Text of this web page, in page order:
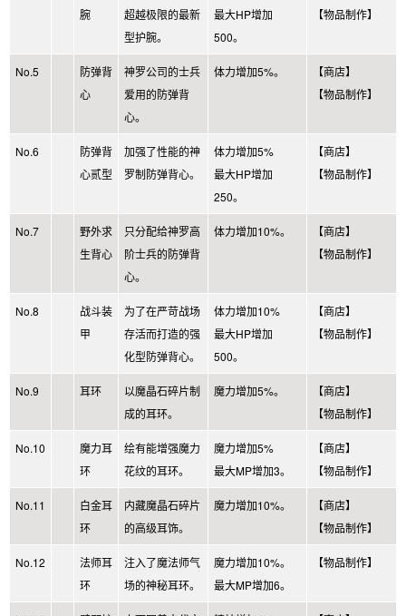
腕
超越极限的最新
型护腕。
最大HP增加
500。
【物品制作】
No.5
防弹背
心
神罗公司的士兵
爱用的防弹背
心。
体力增加5%。
【商店】
【物品制作】
No.6
防弹背
心贰型
加强了性能的神
罗制防弹背心。
体力增加5%
最大HP增加
250。
【商店】
【物品制作】
No.7
野外求
生背心
只分配给神罗高
阶士兵的防弹背
心。
体力增加10%。
【商店】
【物品制作】
No.8
战斗装
甲
为了在严苛战场
存活而打造的强
化型防弹背心。
体力增加10%
最大HP增加
500。
【商店】
【物品制作】
No.9 耳环
以魔晶石碎片制
成的耳环。
魔力增加5%。
【商店】
【物品制作】
No.10
魔力耳
环
绘有能增强魔力
花纹的耳环。
魔力增加5%
最大MP增加3。
【商店】
【物品制作】
No.11
白金耳
环
内藏魔晶石碎片
的高级耳饰。
魔力增加10%。
【商店】
【物品制作】
No.12
法师耳
环
注入了魔法师气
场的神秘耳环。
魔力增加10%。
最大MP增加6。
【物品制作】